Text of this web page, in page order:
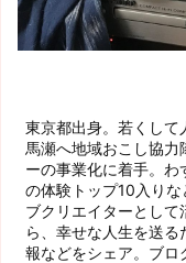
東京都出身。若くし
馬瀬へ地域おこし協
ーの事業化に着手。
の体験トップ10入り
ブクリエイターとし
ら、幸せな人生を送
報などをシェア。ブロ